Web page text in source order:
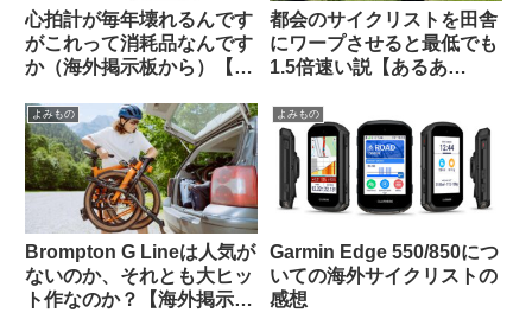
心拍計が毎年壊れるんです
がこれって消耗品なんです
か（海外掲示板から）【丈
都会のサイクリストを田舎
にワープさせると最低でも
1.5倍速い説【あるあ
よみもの
Brompton G Lineは人気が
ないのか、それとも大ヒッ
ト作なのか？【海外掲示板
よみもの
Garmin Edge 550/850につ
いての海外サイクリストの
感想